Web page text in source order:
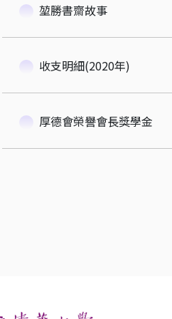
堃勝書齋故事
收支明細(2020年)
厚德會榮譽會長獎學金